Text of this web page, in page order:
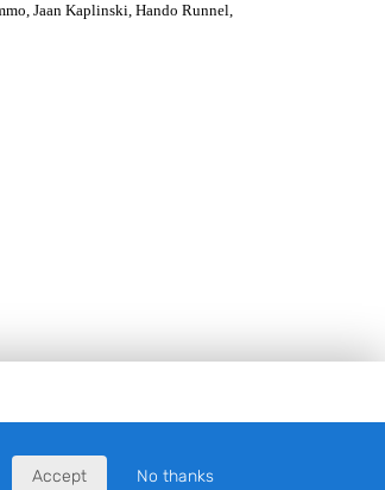
Jaan Kaplinski, Hando Runnel,
Accept No thanks